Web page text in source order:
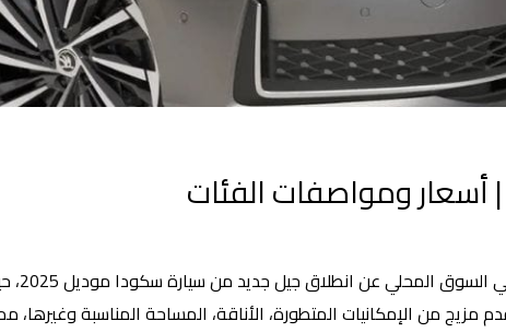
سكودا سوبيرب 2025 | أسعار ومواصفات الفئات
أعلن
مزيج من الإمكانيات المتطورة، الأناقة، المساحة المناسبة وغيرها،